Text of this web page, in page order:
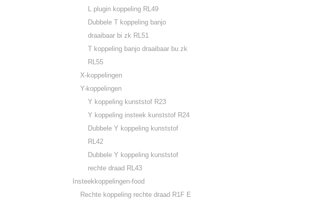
L plugin koppeling RL49
Dubbele T koppeling banjo
draaibaar bi zk RL51
T koppeling banjo draaibaar bu zk
RL55
X-koppelingen
Y-koppelingen
Y koppeling kunststof R23
Y koppeling insteek kunststof R24
Dubbele Y koppeling kunststof
RL42
Dubbele Y koppeling kunststof
rechte draad RL43
Insteekkoppelingen-food
Rechte koppeling rechte draad R1F E